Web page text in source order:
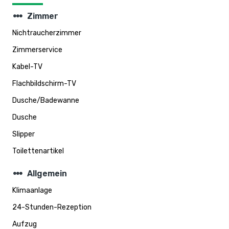
steppers Zimmer
Nichtraucherzimmer
Zimmerservice
Kabel-TV
Flachbildschirm-TV
Dusche/Badewanne
Dusche
Slipper
Toilettenartikel
steppers Allgemein
Klimaanlage
24-Stunden-Rezeption
Aufzug